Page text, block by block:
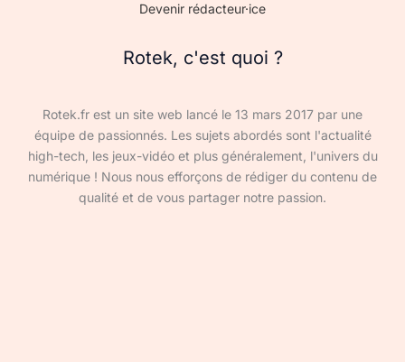
Devenir rédacteur·ice
Rotek, c'est quoi ?
Rotek.fr est un site web lancé le 13 mars 2017 par une
équipe de passionnés. Les sujets abordés sont l'actualité
high-tech, les jeux-vidéo et plus généralement, l'univers du
numérique ! Nous nous efforçons de rédiger du contenu de
qualité et de vous partager notre passion.